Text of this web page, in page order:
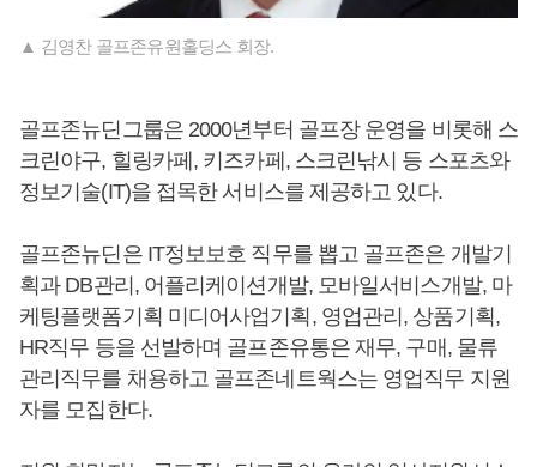
▲ 김영찬 골프존유원홀딩스 회장.
골프존뉴딘그룹은 2000년부터 골프장 운영을 비롯해 스
크린야구, 힐링카페, 키즈카페, 스크린낚시 등 스포츠와
정보기술(IT)을 접목한 서비스를 제공하고 있다.
골프존뉴딘은 IT정보보호 직무를 뽑고 골프존은 개발기
획과 DB관리, 어플리케이션개발, 모바일서비스개발, 마
케팅플랫폼기획 미디어사업기획, 영업관리, 상품기획,
HR직무 등을 선발하며 골프존유통은 재무, 구매, 물류
관리직무를 채용하고 골프존네트웍스는 영업직무 지원
자를 모집한다.